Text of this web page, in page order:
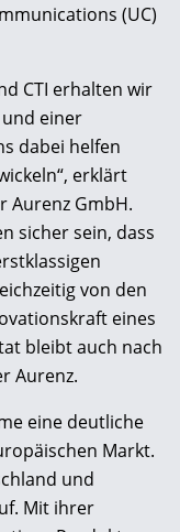
(UC)
CTI erhalten wir
und einer
dabei helfen
erklärt
Aurenz GmbH.
sicher sein, dass
von den
eines
bleibt auch nach
Aurenz.
eine deutliche
Markt.
und
Mit ihrer